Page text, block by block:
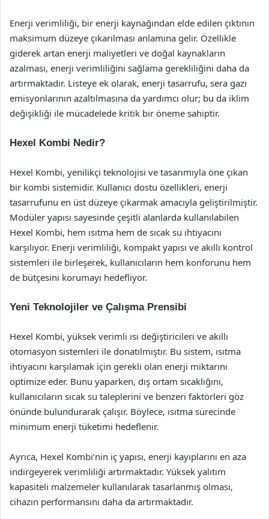
Enerji verimliliği, bir enerji kaynağından elde edilen çıktının
maksimum düzeye çıkarılması anlamına gelir. Özellikle
giderek artan enerji maliyetleri ve doğal kaynakların
azalması, enerji verimliliğini sağlama gerekliliğini daha da
artırmaktadır. Listeye ek olarak, enerji tasarrufu, sera gazı
emisyonlarının azaltılmasına da yardımcı olur; bu da iklim
değişikliği ile mücadelede kritik bir öneme sahiptir.
Hexel Kombi Nedir?
Hexel Kombi, yenilikçi teknolojisi ve tasarımıyla öne çıkan
bir kombi sistemidir. Kullanıcı dostu özellikleri, enerji
tasarrufunu en üst düzeye çıkarmak amacıyla geliştirilmiştir.
Modüler yapısı sayesinde çeşitli alanlarda kullanılabilen
Hexel Kombi, hem ısıtma hem de sıcak su ihtiyacını
karşılıyor. Enerji verimliliği, kompakt yapısı ve akıllı kontrol
sistemleri ile birleşerek, kullanıcıların hem konforunu hem
de bütçesini korumayı hedefliyor.
Yeni Teknolojiler ve Çalışma Prensibi
Hexel Kombi, yüksek verimli ısı değiştiricileri ve akıllı
otomasyon sistemleri ile donatılmıştır. Bu sistem, ısıtma
ihtiyacını karşılamak için gerekli olan enerji miktarını
optimize eder. Bunu yaparken, dış ortam sıcaklığını,
kullanıcıların sıcak su taleplerini ve benzeri faktörleri göz
önünde bulundurarak çalışır. Böylece, ısıtma sürecinde
minimum enerji tüketimi hedeflenir.
Ayrıca, Hexel Kombi’nin iç yapısı, enerji kayıplarını en aza
indirgeyerek verimliliği artırmaktadır. Yüksek yalıtım
kapasiteli malzemeler kullanılarak tasarlanmış olması,
cihazın performansını daha da artırmaktadır.